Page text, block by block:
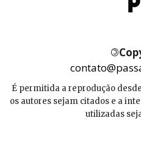
©
É permitida a reprodução
os autores sejam citados e a
utilizadas